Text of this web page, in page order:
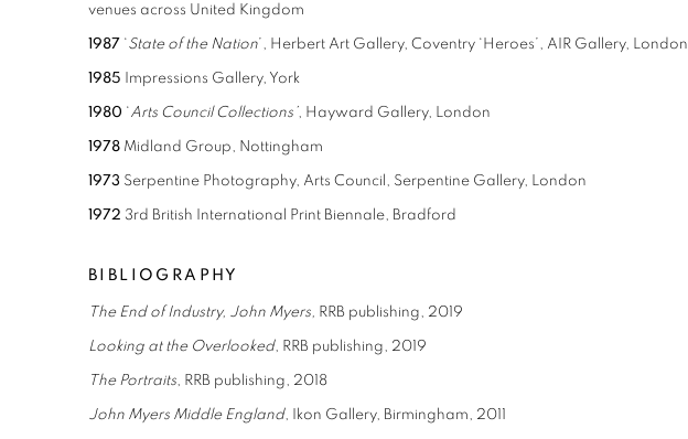
venues across United Kingdom
1987 ‘State of the Nation’, Herbert Art Gallery, Coventry ‘Heroes’, AIR Gallery, London
1985 Impressions Gallery, York
1980 ‘Arts Council Collections’, Hayward Gallery, London
1978 Midland Group, Nottingham
1973 Serpentine Photography, Arts Council, Serpentine Gallery, London
1972 3rd British International Print Biennale, Bradford
BIBLIOGRAPHY
The End of Industry, John Myers, RRB publishing, 2019
Looking at the Overlooked, RRB publishing, 2019
The Portraits , RRB publishing, 2018
John Myers Middle England, Ikon Gallery, Birmingham, 2011